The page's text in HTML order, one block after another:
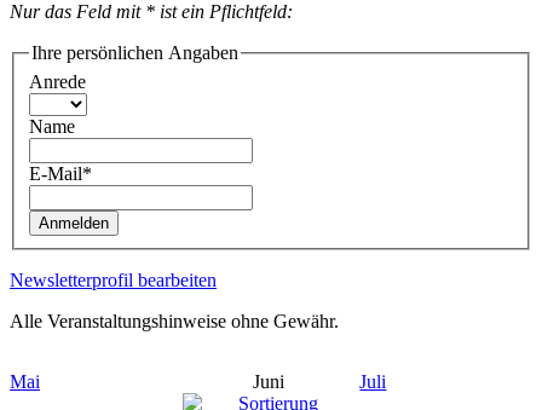
Nur das Feld mit * ist ein Pflichtfeld:
Ihre persönlichen Angaben
Anrede
Name
E-Mail*
Anmelden
Newsletterprofil bearbeiten
Alle Veranstaltungshinweise ohne Gewähr.
Mai Juni
Juli